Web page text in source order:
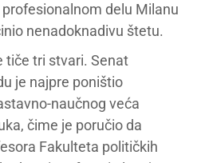
delu Milanu
nenadoknadivu štetu.
tiče tri stvari. Senat
je najpre poništio
naučnog veća
čime je poručio da
Fakulteta političkih